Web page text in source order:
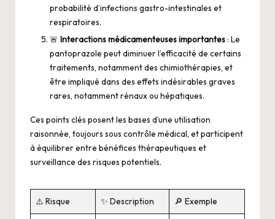
probabilité d’infections gastro-intestinales et
respiratoires.
🚨 Interactions médicamenteuses importantes: Le
pantoprazole peut diminuer l’efficacité de certains
traitements, notamment des chimiothérapies, et
être impliqué dans des effets indésirables graves
rares, notamment rénaux ou hépatiques.
Ces points clés posent les bases d’une utilisation
raisonnée, toujours sous contrôle médical, et participent
à équilibrer entre bénéfices thérapeutiques et
surveillance des risques potentiels.
⚠️ Risque ✨ Description 🔎 Exemple